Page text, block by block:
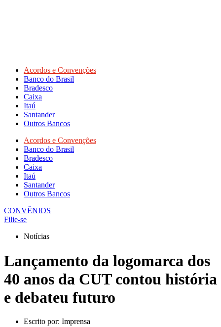
Acordos e Convenções
Banco do Brasil
Bradesco
Caixa
Itaú
Santander
Outros Bancos
Acordos e Convenções
Banco do Brasil
Bradesco
Caixa
Itaú
Santander
Outros Bancos
CONVÊNIOS
Filie-se
Notícias
Lançamento da logomarca dos
40 anos da CUT contou história
e debateu futuro
Escrito por: Imprensa